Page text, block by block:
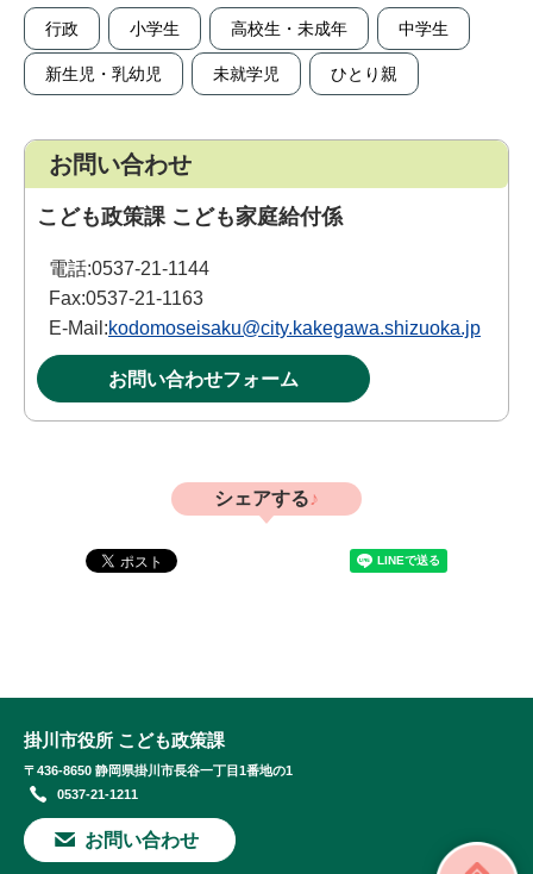
行政 小学生 高校生・未成年 中学生
新生児・乳幼児 未就学児 ひとり親
お問い合わせ
こども政策課 こども家庭給付係
電話:0537-21-1144
Fax:0537-21-1163
E-Mail:kodomoseisaku@city.kakegawa.shizuoka.jp
お問い合わせフォーム
シェアする
掛川市役所 こども政策課
〒436-8650 静岡県掛川市長谷一丁目1番地の1
0537-21-1211
お問い合わせ